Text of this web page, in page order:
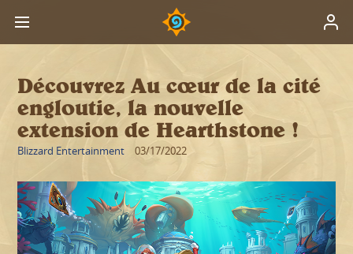
Découvrez Au cœur de la cité
engloutie, la nouvelle
extension de Hearthstone !
Blizzard Entertainment 03/17/2022